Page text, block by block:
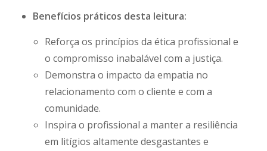
Benefícios práticos desta leitura:
Reforça os princípios da ética profissional e
o compromisso inabalável com a justiça.
Demonstra o impacto da empatia no
relacionamento com o cliente e com a
comunidade.
Inspira o profissional a manter a resiliência
em litígios altamente desgastantes e